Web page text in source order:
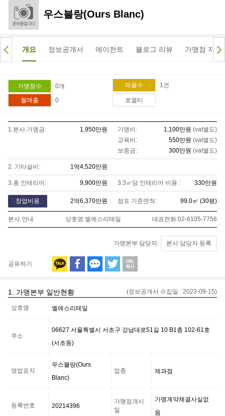
우스블랑(Ours Blanc)
개요 정보공개서 에이전트 블로그 리뷰 가맹점 지도
가맹점수 0개 매물수 1 건
월매출 0 로열티
1.본사 가맹금: 1,950만원 가맹비: 1,100만원 (vat별도)
교육비:
550만원 (vat별도)
보증금:
300만원 (vat별도)
2. 기타설비: 1억4,520만원
3.총 인테리어: 9,900만원 3.3㎡당 인테리어 비용 : 330만원
창업비용 2억6,370만원 점포 기준면적: 99.0㎡ (30평)
본사 안내 상호명:엘에스리테일 대표전화:02-6105-7756
가맹본부 담당자: 본사 담당자 등록
공유하기
1. 가맹본부 일반현황 (정보공개서 수집일 : 2023-09-15)
맹
일
정
상호명 엘에스리테일
주소
06627 서울특별시 서초구 강남대로51길 10 B1층 102-61호
(서초동)
영업표지
우스블랑(Ours
Blanc)
업종 제과점
등록번호 20214396
가맹점개시
일
가맹계약체결사실없
음